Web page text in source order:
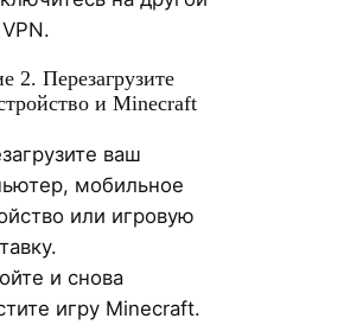
2. Перезагрузите
и Minecraft
ваш
мобильное
или игровую
и снова
игру Minecraft.